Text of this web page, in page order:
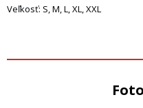
Veľkosť: S, M, L, XL, XXL